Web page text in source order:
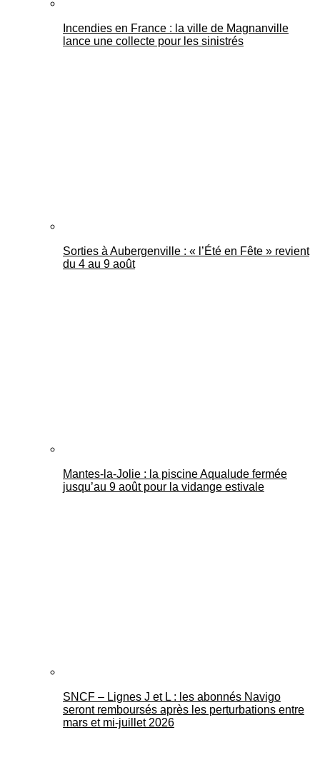
Incendies en France : la ville de Magnanville
lance une collecte pour les sinistrés
Sorties à Aubergenville : « l’Été en Fête » revient
du 4 au 9 août
Mantes-la-Jolie : la piscine Aqualude fermée
jusqu’au 9 août pour la vidange estivale
SNCF – Lignes J et L : les abonnés Navigo
seront remboursés après les perturbations entre
mars et mi-juillet 2026